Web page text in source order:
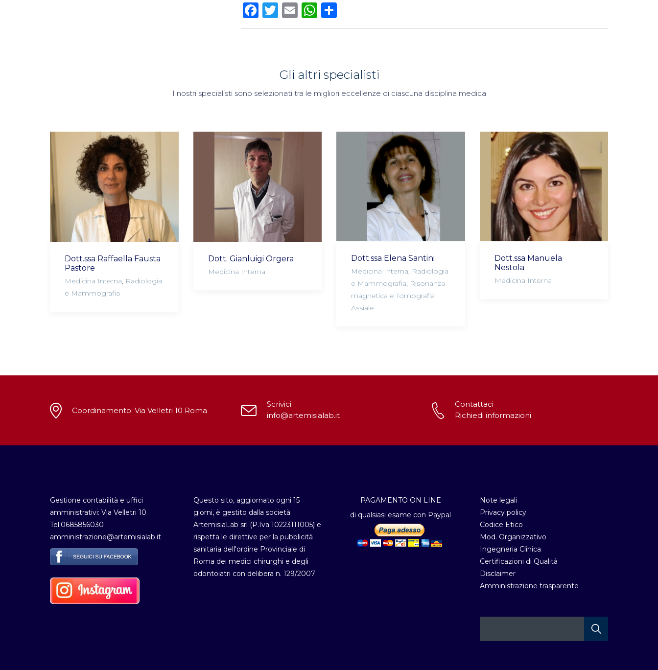
Facebook
Twitter
EmailWhatsApp
Condividi
Gli altri specialisti
I nostri specialisti sono selezionati tra le migliori eccellenze di ciascuna disciplina medica
Dott.ssa Raffaella Fausta
Pastore
Medicina Interna Radiologia
e Mammografia
Dott. Gianluigi Orgera
Medicina Interna
Dott.ssa Elena Santini
Medicina Interna, Radiologia
e Mammografia, Risonanza
magnetica e Tomografia
Assiale
Dott.ssa Manuela
Nestola
Medicina Interna
Coordinamento: Via Velletri 10 Roma
Scrivici
info@artemisialab.it
Contattaci
Richiedi informazioni
Gestione contabilità e uffici
amministrativi: Via Velletri 10
Tel.0685856030
amministrazione@artemisialab.it
Questo sito, aggiornato ogni 15
giorni, è gestito dalla società
ArtemisiaLab srl (P.Iva 10223111005) e
rispetta le direttive per la pubblicità
sanitaria dell'ordine Provinciale di
Roma dei medici chirurghi e degli
odontoiatri con delibera n. 129/2007
PAGAMENTO ON LINE
di qualsiasi esame con Paypal
Note legali
Privacy policy
Codice Etico
Mod. Organizzativo
Ingegneria Clinica
Certificazioni di Qualità
Disclaimer
Amministrazione trasparente